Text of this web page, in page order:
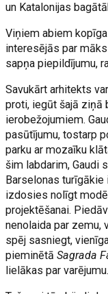
un Katalonijas
Viņiem abiem
interesējās par
sapņa piepildījumu,
Savukārt arhitekts
proti, iegūt šajā ziņā
ierobežojumiem.
pasūtījumu, tostarp
parku ar mozaīku
šim labdarim, Gaudi
Barselonas
izdosies nolīgt
projektēšanai.
nenolaida par zemu,
spēj sasniegt,
pieminētāSagrada
lielākas par varējumu.